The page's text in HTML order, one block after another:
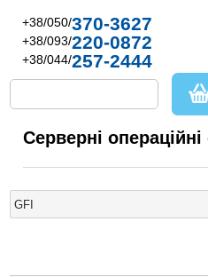
+38/050/370-3627
+38/093/220-0872
+38/044/257-2444
Серверні